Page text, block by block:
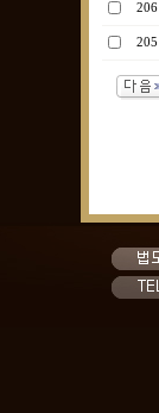
206
205